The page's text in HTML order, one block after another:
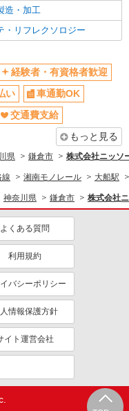
OK
造・加工
・リフレクソロジー
経験者・有資格者歓迎
い
車通勤OK
交通費支給
もっと見る
県 鎌倉市 株式会社ニッソ
線 湘南モノレール 大船駅
神奈川県 鎌倉市 株式会社
よくある質問
利用規約
バシーポリシー
情報保護方針
イト運営会社